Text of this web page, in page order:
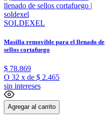
SOLDEXEL
Masilla removible para el llenado de
sellos cortafuego
$ 78.869
O 32 x de $ 2.465
sin intereses
Agregar al carrito